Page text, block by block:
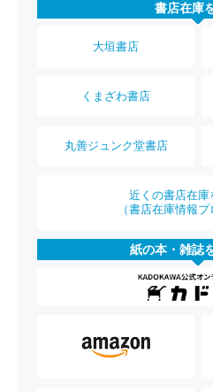
書店在庫
大垣書店
くまざわ書店
丸善ジュンク堂書店
近くの書店在庫
（書店在庫情報プ
紙の本・雑誌